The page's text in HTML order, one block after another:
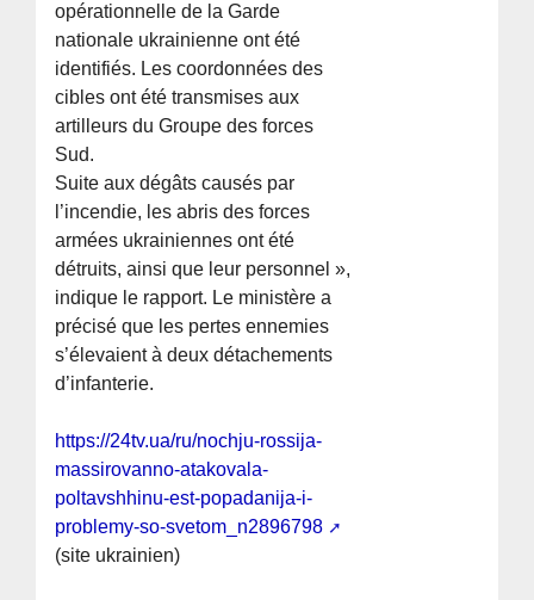
opérationnelle de la Garde
nationale ukrainienne ont été
identifiés. Les coordonnées des
cibles ont été transmises aux
artilleurs du Groupe des forces
Sud.
Suite aux dégâts causés par
l’incendie, les abris des forces
armées ukrainiennes ont été
détruits, ainsi que leur personnel »,
indique le rapport. Le ministère a
précisé que les pertes ennemies
s’élevaient à deux détachements
d’infanterie.
https://24tv.ua/ru/nochju-rossija-
massirovanno-atakovala-
poltavshhinu-est-popadanija-i-
problemy-so-svetom_n2896798
(site ukrainien)